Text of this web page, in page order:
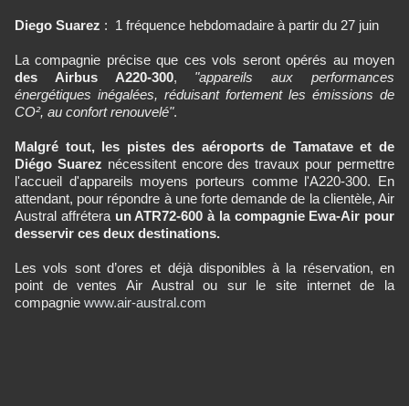
Diego Suarez : 1 fréquence hebdomadaire à partir du 27 juin
La compagnie précise que ces vols seront opérés au moyen
des Airbus A220-300, "appareils aux performances
énergétiques inégalées, réduisant fortement les émissions de
CO², au confort renouvelé".
Malgré tout, les pistes des aéroports de Tamatave et de
Diégo Suarez nécessitent encore des travaux pour permettre
l'accueil d'appareils moyens porteurs comme l'A220-300. En
attendant, pour répondre à une forte demande de la clientèle, Air
Austral affrétera un ATR72-600 à la compagnie Ewa-Air pour
desservir ces deux destinations.
Les vols sont d’ores et déjà disponibles à la réservation, en
point de ventes Air Austral ou sur le site internet de la
compagnie www.air-austral.com